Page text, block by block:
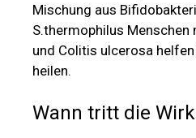
Mischung aus
S.thermophilus
und Colitis ulcerosa
heilen.
Wann tritt die